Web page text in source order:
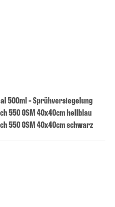
500ml - Sprühversiegelung
550 GSM 40x40cm hellblau
550 GSM 40x40cm schwarz